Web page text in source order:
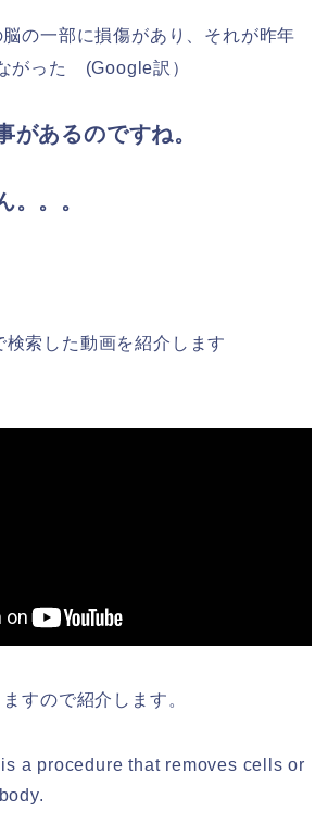
の一部に損傷があり、それが昨年
がった (Google訳）
があるのですね。
。。。
検索した動画を紹介します
すので紹介します。
a procedure that removes cells or